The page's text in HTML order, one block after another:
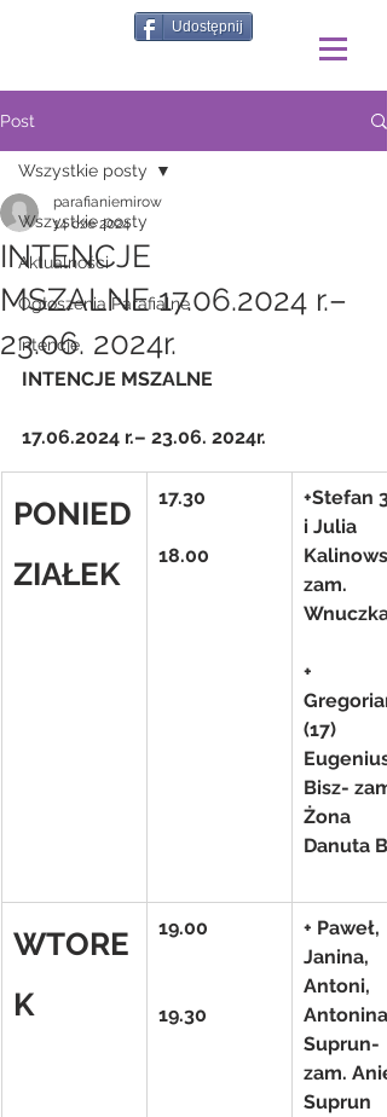
Udostępnij
Post
Wszystkie posty
Aktualności
Ogłoszenia Parafialne
Intencje
Wszystkie posty
INTENCJE
MSZALNE 17.06.2024 r.–
23.06. 2024r.
parafianiemirow
14 cze 2024
INTENCJE MSZALNE
17.06.2024 r.– 23.06. 2024r.
PONIED
ZIAŁEK
17.30
18.00
+Stefan
i Julia
zam.
Wnuczka
+
(17)
Bisz-
Żona
Danuta
WTORE
K
19.00
19.30
+ Paweł,
Janina,
Antoni,
Suprun-
zam.
Suprun